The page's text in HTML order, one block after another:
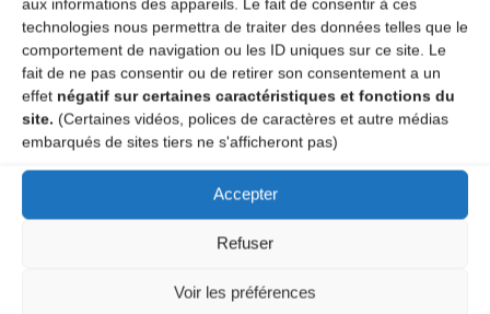
technologies nous permettra de traiter des données telles que le
comportement de navigation ou les ID uniques sur ce site. Le
fait de ne pas consentir ou de retirer son consentement a un
effet négatif sur certaines caractéristiques et fonctions du
site. (Certaines vidéos, polices de caractères et autre médias
embarqués de sites tiers ne s'afficheront pas)
Accepter
Refuser
Voir les préférences